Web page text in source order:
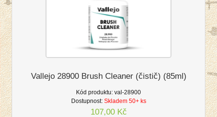
Vallejo 28900 Brush Cleaner (čistič) (85ml)
Kód produktu: val-28900
Dostupnost: Skladem 50+ ks
107,00 Kč